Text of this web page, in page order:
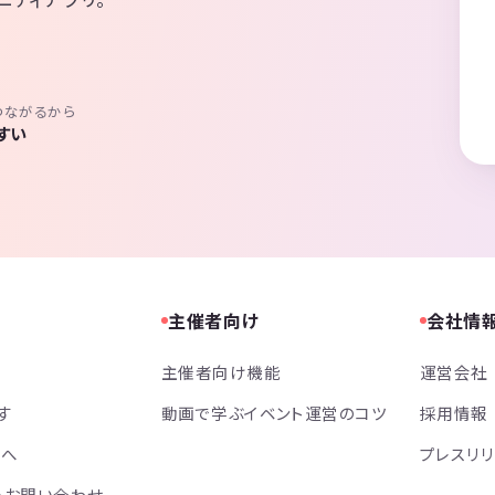
がるから
い
主催者向け
主催者向け機能
動画で学ぶイベント運営のコツ
会社情
運営会社
採用情報
プレスリ